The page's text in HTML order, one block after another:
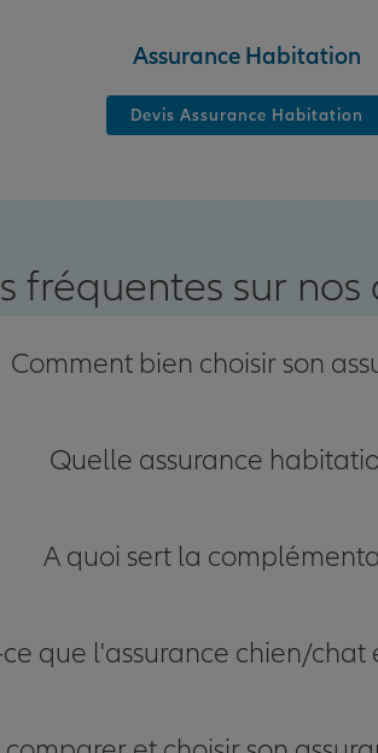
Assurance Habitation
Devis Assurance Habitation
fréquentes sur nos
Comment bien choisir son
Quelle assurance
A quoi sert la
que l'assurance chien/chat